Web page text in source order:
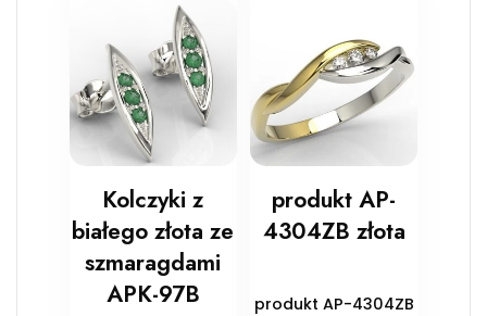
Kolczyki z
białego złota ze
szmaragdami
APK-97B
produkt AP-
4304ZB złota
produkt AP-4304ZB